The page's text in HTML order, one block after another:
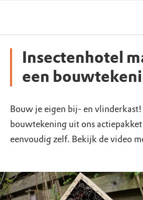
Insectenhotel
een
Bouw je eigen bij- en
bouwtekening uit ons
eenvoudig zelf. Bekijk de video